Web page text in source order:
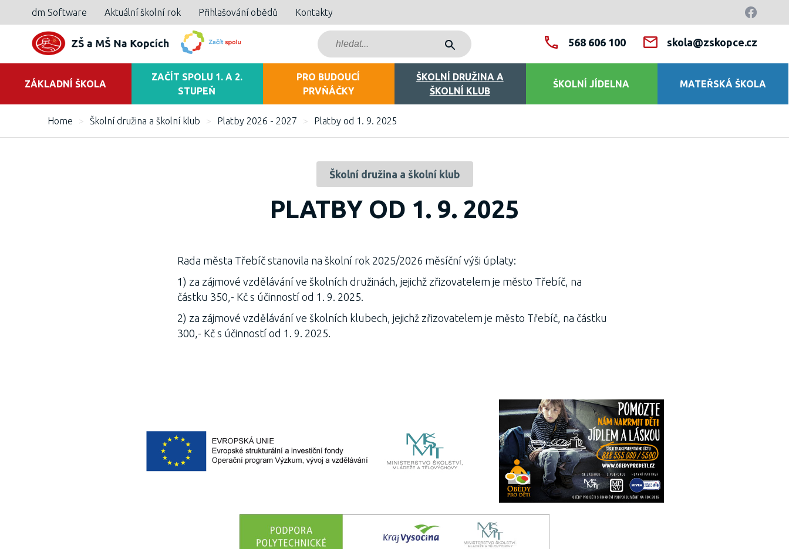
dm Software Aktuální školní rok Přihlašování obědů Kontakty
568 606 100 skola@zskopce.cz
ZÁKLADNÍ ŠKOLA
ZAČÍT SPOLU 1. A 2.
STUPEŇ
PRO BUDOUCÍ
PRVŇÁČKY
ŠKOLNÍ DRUŽINA A
ŠKOLNÍ KLUB
ŠKOLNÍ JÍDELNA MATEŘSKÁ ŠKOLA
Home > Školní družina a školní klub > Platby 2026 - 2027 > Platby od 1. 9. 2025
Školní družina a školní klub
PLATBY OD 1. 9. 2025
Rada města Třebíč stanovila na školní rok 2025/2026 měsíční výši úplaty:
1) za zájmové vzdělávání ve školních družinách, jejichž zřizovatelem je město Třebíč, na
částku 350,- Kč s účinností od 1. 9. 2025.
2) za zájmové vzdělávání ve školních klubech, jejichž zřizovatelem je město Třebíč, na částku
300,- Kč s účinností od 1. 9. 2025.